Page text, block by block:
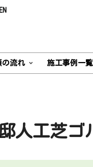
の流れ 施工事例一覧
人工芝ゴ